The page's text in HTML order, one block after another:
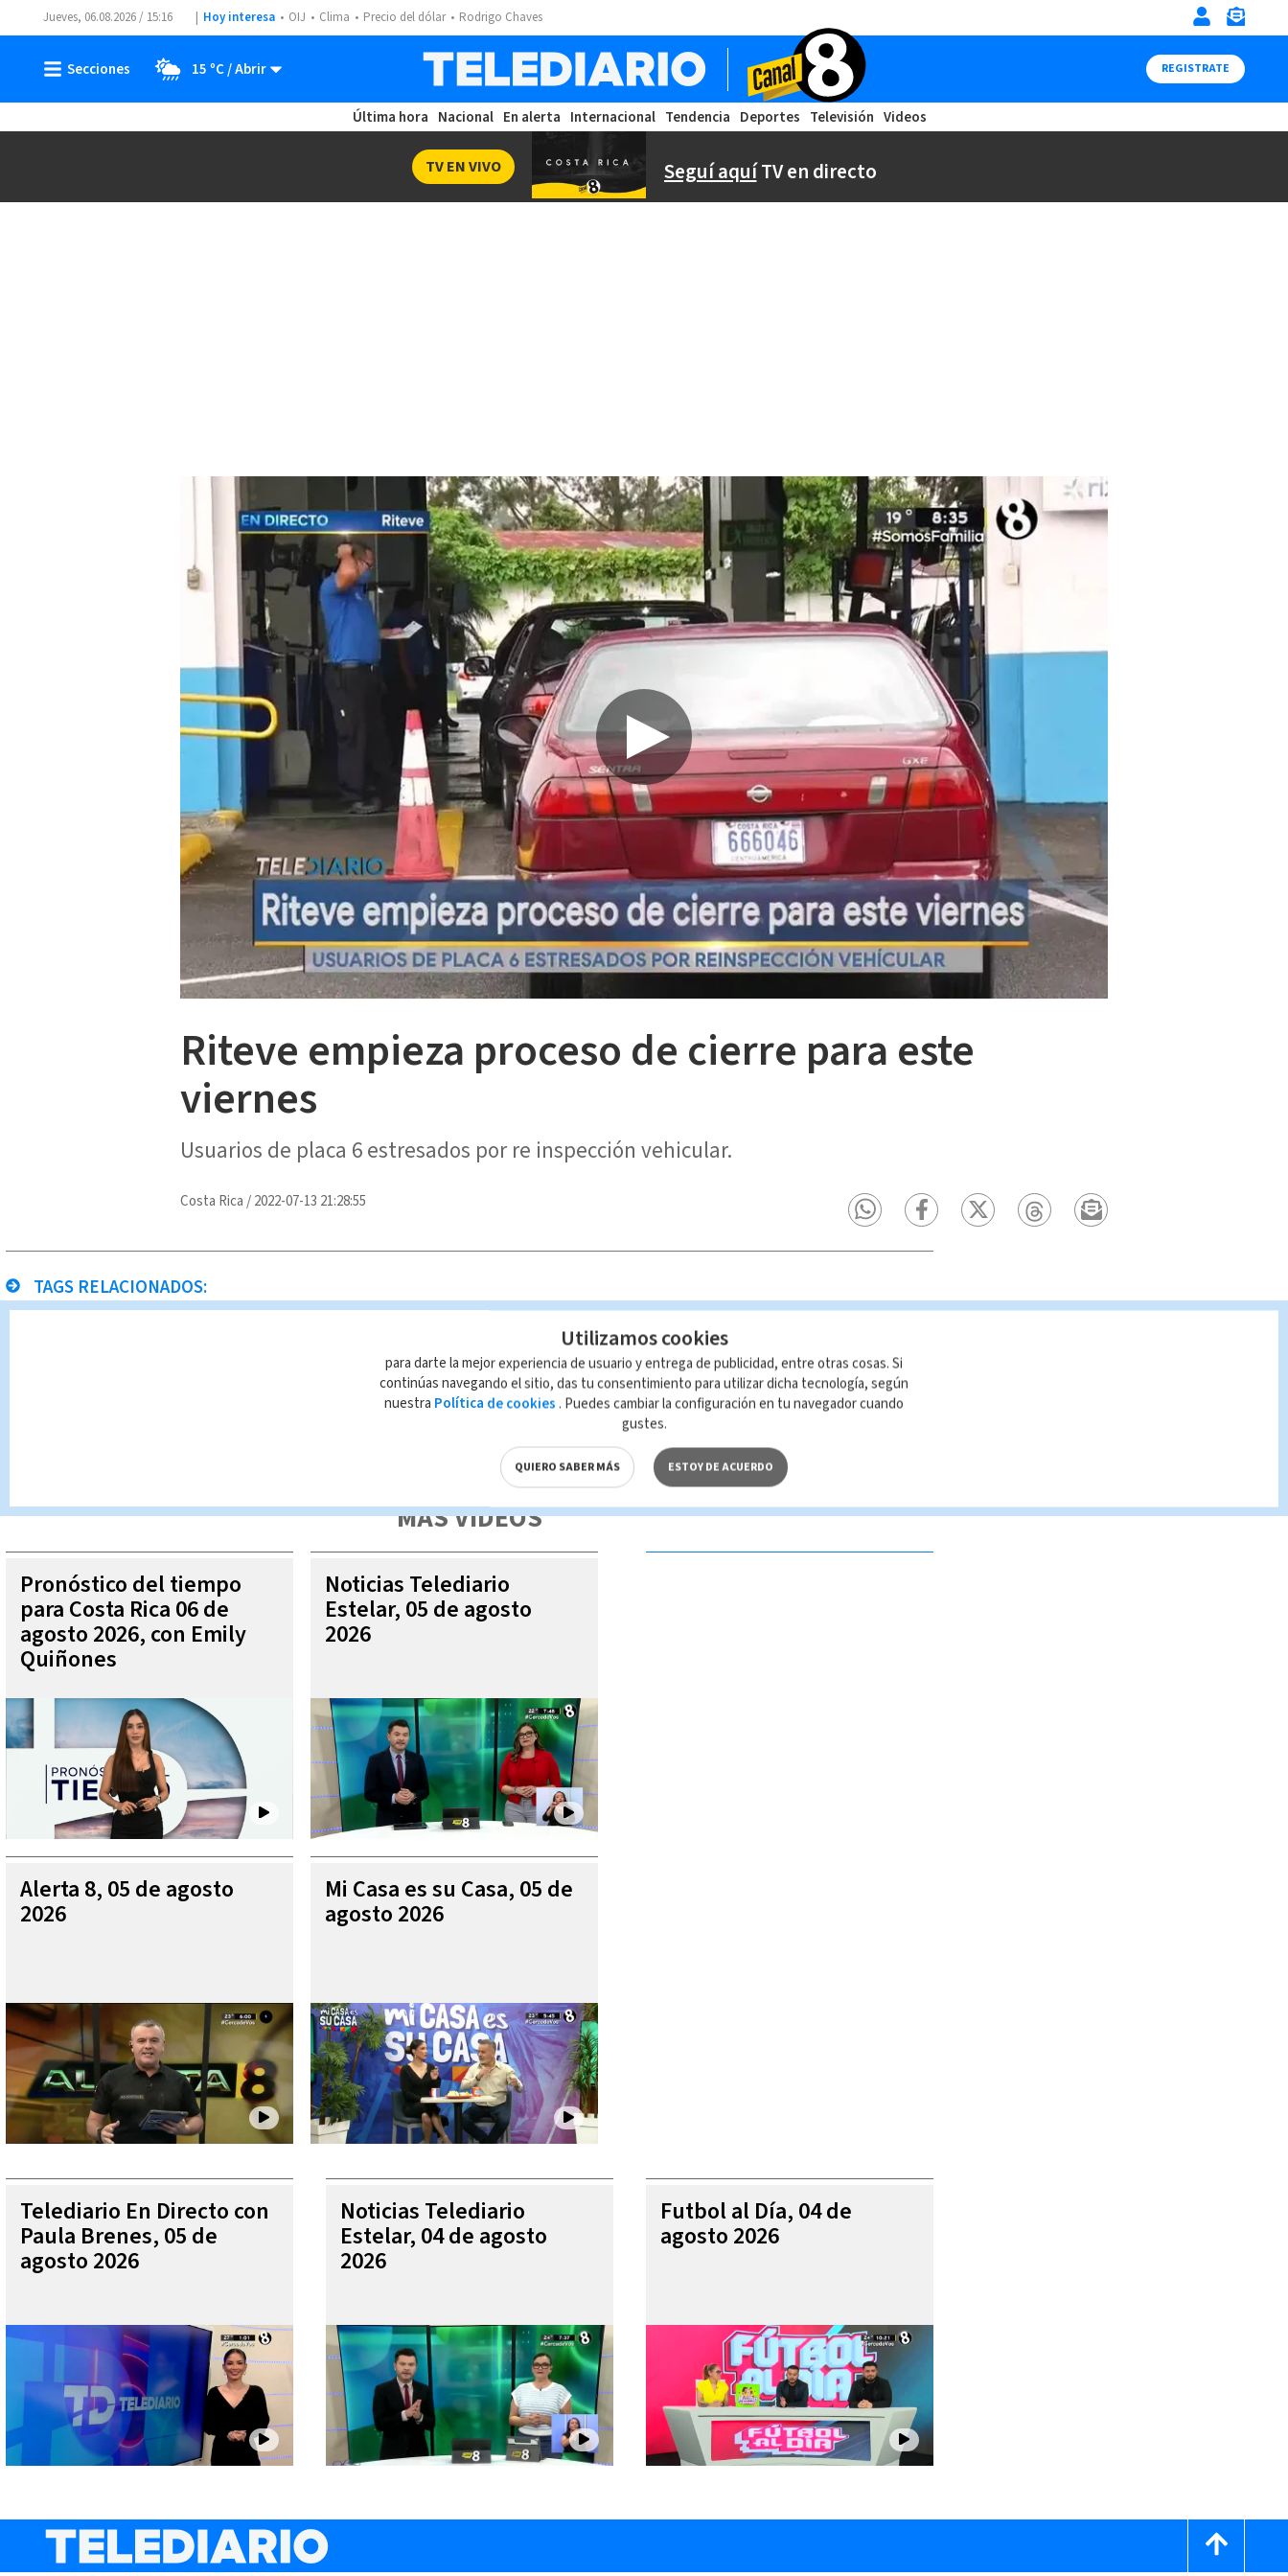
Jueves, 06.08.2026 / 15:16 Hoy interesa OIJ Clima Precio del dólar Rodrigo Chaves
15 ºC REGISTRATE
Última hora Nacional En alerta Internacional Tendencia Deportes Televisión Videos
Seguí aquíTV en directo
TV EN VIVO
Riteve empieza proceso de cierre para este
viernes
Usuarios de placa 6 estresados por re inspección vehicular.
Costa Rica /2022-07-13 21:28:55
TAGS RELACIONADOS:
Queda prohibida la reproducción total o parcial del contenido de esta página, mismo que es propiedad de TELEDIARIO; su reproducción no
autorizada constituye una infracción y un delito de conformidad con las leyes aplicables.
MÁS VIDEOS
Pronóstico del tiempo
para Costa Rica 06 de
agosto 2026, con Emily
Quiñones
Noticias Telediario
Estelar, 05 de agosto
2026
Alerta 8, 05 de agosto
2026
Mi Casa es su Casa, 05 de
agosto 2026
Telediario En Directo con
Paula Brenes, 05 de
agosto 2026
Noticias Telediario
Estelar, 04 de agosto
2026
Futbol al Día, 04 de
agosto 2026
Utilizamos cookies
para darte la mejor experiencia de usuario y entrega de publicidad, entre otras cosas. Si
continúas navegando el sitio, das tu consentimiento para utilizar dicha tecnología, según
nuestra Política de cookies . Puedes cambiar la configuración en tu navegador cuando
gustes.
QUIERO SABER MÁS ESTOY DE ACUERDO